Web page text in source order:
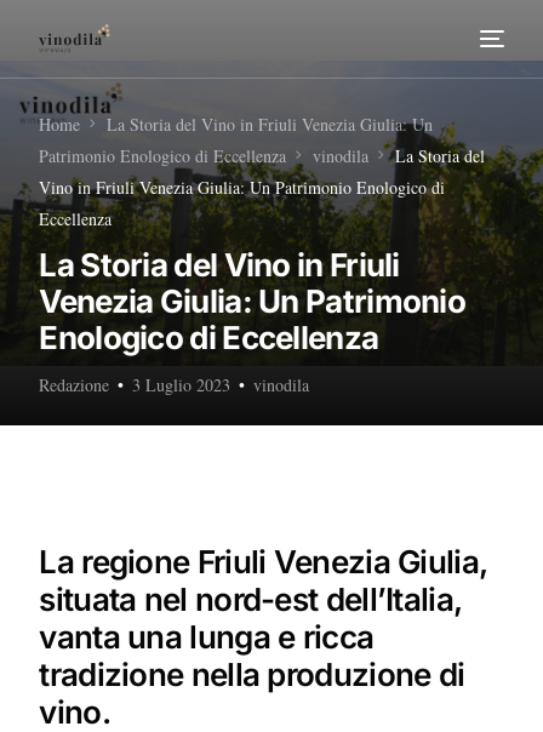
Home
La Storia del Vino in Friuli Venezia Giulia: Un
Patrimonio Enologico di Eccellenza
vinodila
La Storia del
Vino in Friuli Venezia Giulia: Un Patrimonio Enologico di
Eccellenza
La Storia del Vino in Friuli
Venezia Giulia: Un Patrimonio
Enologico di Eccellenza
Redazione 3 Luglio 2023 vinodila
La regione Friuli Venezia Giulia,
situata nel nord-est dell’Italia,
vanta una lunga e ricca
tradizione nella produzione di
vino.
Home
Tour Enogastronomici
Diventa nostro Partner